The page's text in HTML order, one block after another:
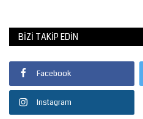
BIZI TAKIP EDIN
Facebook
Instagram